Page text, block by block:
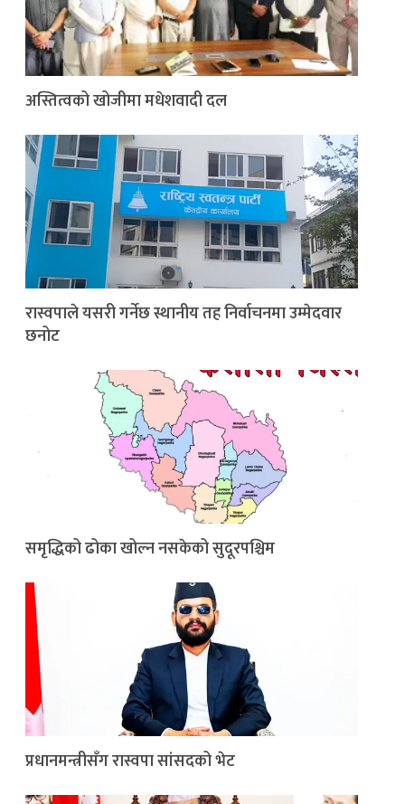
अस्तित्वको खोजीमा मधेशवादी दल
रास्वपाले यसरी गर्नेछ स्थानीय तह निर्वाचनमा उम्मेदवार
छनोट
समृद्धिको ढोका खोल्न नसकेको सुदूरपश्चिम
प्रधानमन्त्रीसँग रास्वपा सांसदको भेट